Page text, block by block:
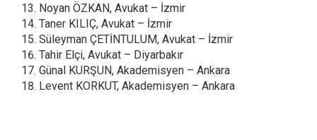
Noyan ÖZKAN, Avukat – İzmir
Taner KILIÇ, Avukat – İzmir
Süleyman ÇETİNTULUM, Avukat – İzmir
Tahir Elçi, Avukat – Diyarbakır
Günal KURŞUN, Akademisyen – Ankara
Levent KORKUT, Akademisyen – Ankara